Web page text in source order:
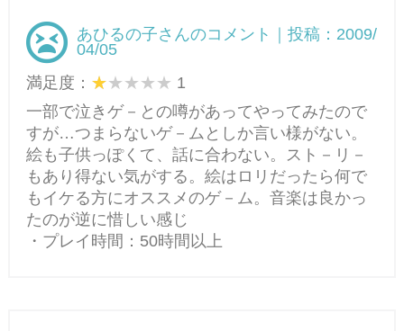
あひるの子さんのコメント｜投稿：2009/
04/05
満足度：
1
一部で泣きゲ－との噂があってやってみたので
すが…つまらないゲ－ムとしか言い様がない。
絵も子供っぽくて、話に合わない。スト－リ－
もあり得ない気がする。絵はロリだったら何で
もイケる方にオススメのゲ－ム。音楽は良かっ
たのが逆に惜しい感じ
・プレイ時間：50時間以上